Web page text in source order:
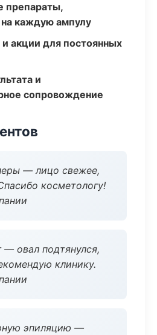
препараты,
каждую ампулу
и акции для постоянных
и
сопровождение
— лицо свежее,
косметологу!
— овал подтянулся,
клинику.
эпиляцию —